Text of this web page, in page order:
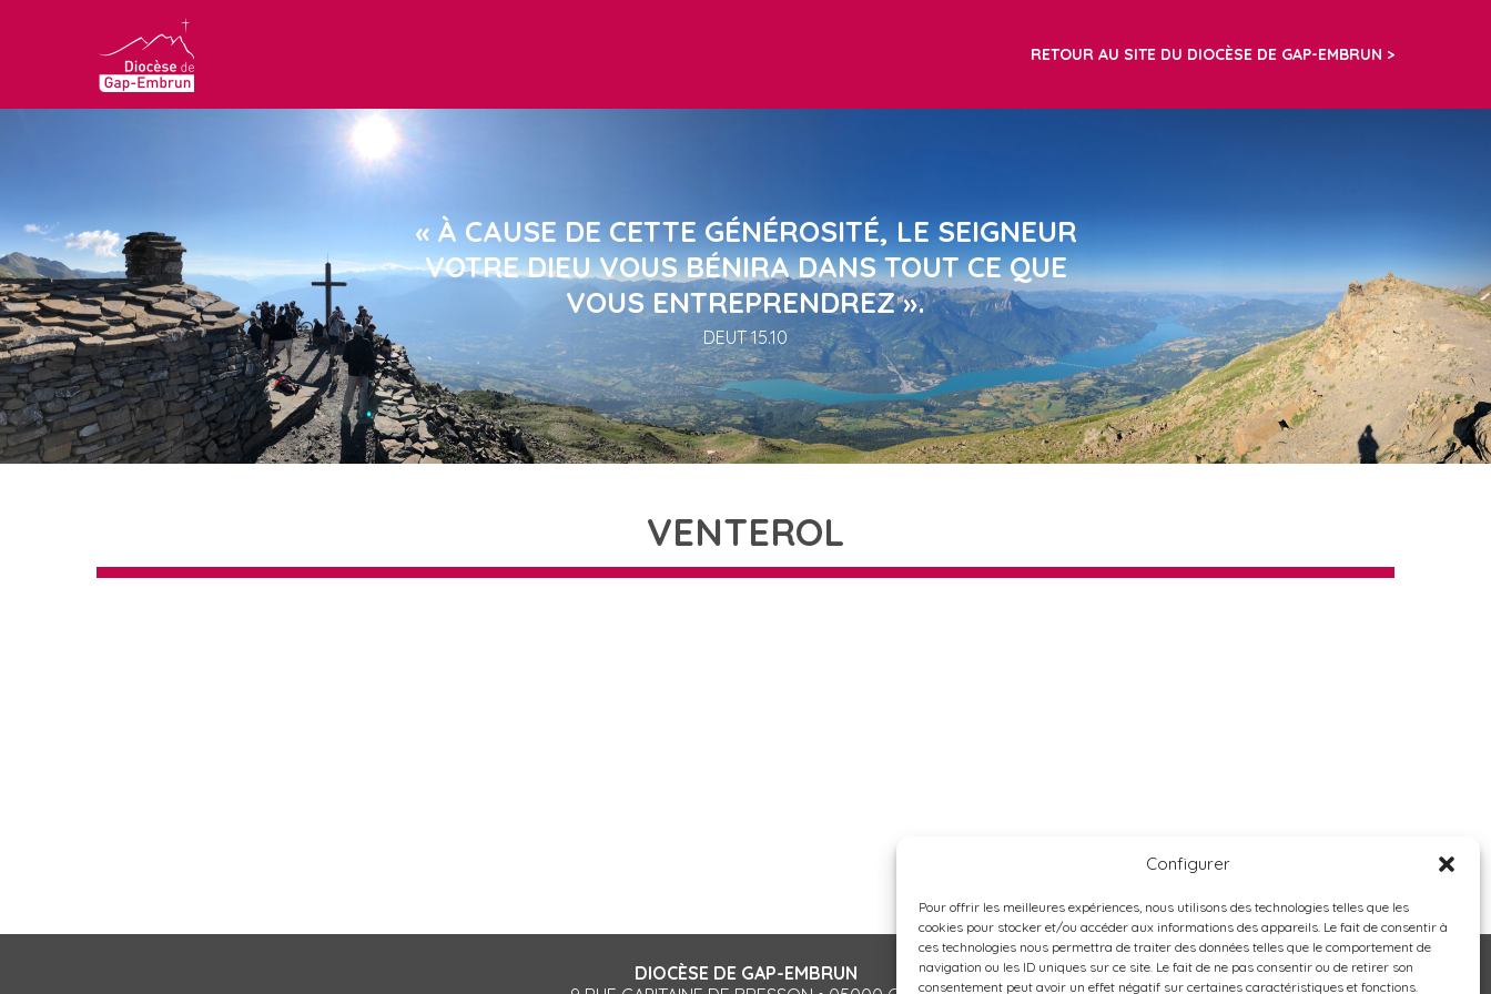
Configurer
Pour offrir les meilleures expériences, nous utilisons des technologies telles que les
cookies pour stocker et/ou accéder aux informations des appareils. Le fait de consentir à
ces technologies nous permettra de traiter des données telles que le comportement de
navigation ou les ID uniques sur ce site. Le fait de ne pas consentir ou de retirer son
consentement peut avoir un effet négatif sur certaines caractéristiques et fonctions.
RETOUR AU SITE DU DIOCÈSE DE GAP-EMBRUN
« À CAUSE DE CETTE GÉNÉROSITÉ, LE SEIGNEUR
VOTRE DIEU VOUS BÉNIRA DANS TOUT CE QUE
VOUS ENTREPRENDREZ ».
DEUT 15.10
VENTEROL
DIOCÈSE DE GAP-EMBRUN